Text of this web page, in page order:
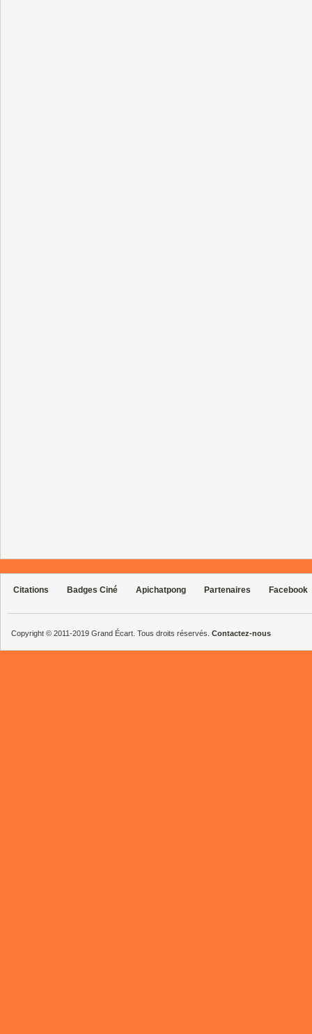
Citations Badges Ciné Apichatpong Partenaires Facebook
Copyright © 2011-2019 Grand Écart. Tous droits réservés. Contactez-nous